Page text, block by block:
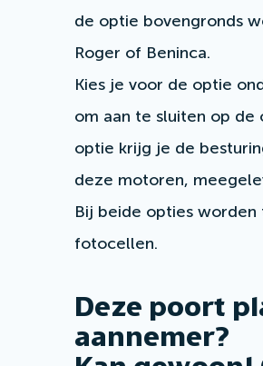
de optie bovengronds
Roger of Beninca.
Kies je voor de optie
om aan te sluiten op de
optie krijg je de
deze motoren,
Bij beide opties
fotocellen.
Deze poort
aannemer?